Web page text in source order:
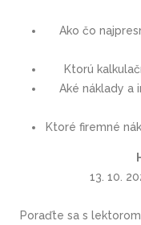
Ako čo
Ktorú
Aké náklady a
Ktoré firemné
13. 10.
Poraďte sa s